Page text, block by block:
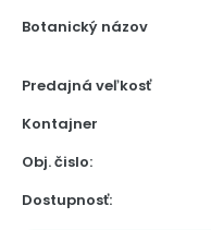
Botanický názov
Predajná veľkosť
Kontajner
Obj. čislo:
Dostupnosť: